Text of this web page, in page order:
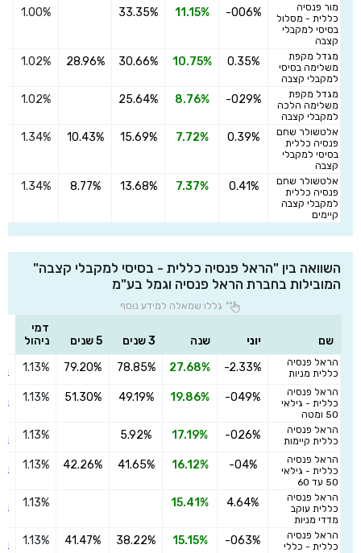
מור פנסיה
כללית - מסלול
בסיסי למקבלי
קצבה
-006%
11.15%
33.35%
1.00%
מגדל מקפת
משלימה בסיסי
למקבלי קצבה
0.35%
10.75%
30.66%
28.96%
1.02%
מגדל מקפת
משלימה הלכה
למקבלי קצבה
-029%
8.76%
25.64%
1.02%
אלטשולר שחם
פנסיה כללית
בסיסי למקבלי
קצבה
0.39%
7.72%
15.69%
10.43%
1.34%
אלטשולר שחם
פנסיה כללית
למקבלי קצבה
קיימים
0.41%
7.37%
13.68%
8.77%
1.34%
השוואה בין "הראל פנסיה כללית - בסיסי למקבלי קצבה"
המובילות בחברת הראל פנסיה וגמל בע"מ
גללו שמאלה למידע נוסף
שם יוני שנה 3 שנים 5 שנים
דמי
ניהול
הראל פנסיה
כללית מניות
-2.33%
27.68%
78.85%
79.20%
1.13%
הראל פנסיה
כללית - גילאי
50 ומטה
-049%
19.86%
49.19%
51.30%
1.13%
הראל פנסיה
כללית קיימות
-026%
17.19%
5.92%
1.13%
הראל פנסיה
כללית - גילאי
50 עד 60
-04%
16.12%
41.65%
42.26%
1.13%
הראל פנסיה
כללית עוקב
מדדי מניות
4.64%
15.41%
1.13%
הראל פנסיה
כללית - כללי
-063%
15.15%
38.22%
41.47%
1.13%